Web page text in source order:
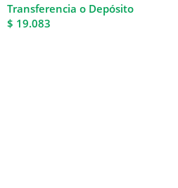
Transferencia o Depósito
$ 19.083